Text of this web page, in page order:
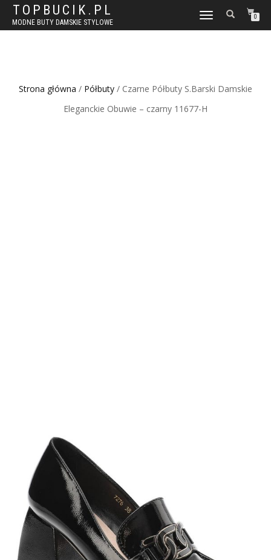
TOPBUCIK.PL
MODNE BUTY DAMSKIE STYLOWE
WŁĄCZ
NAWIGACJĘ
0
Strona główna / Półbuty / Czarne Półbuty S.Barski Damskie
Eleganckie Obuwie – czarny 11677-H